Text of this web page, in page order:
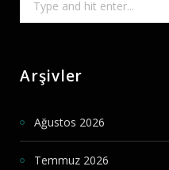
Arşivler
Ağustos 2026
Temmuz 2026